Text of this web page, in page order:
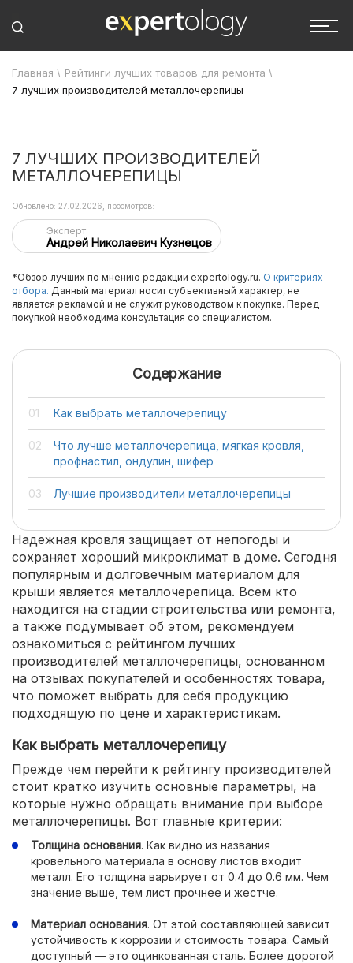
Главная \ Рейтинги лучших товаров для ремонта \
7 лучших производителей металлочерепицы
7 ЛУЧШИХ ПРОИЗВОДИТЕЛЕЙ
МЕТАЛЛОЧЕРЕПИЦЫ
Эксперт
Андрей Николаевич Кузнецов
Обновлено: 27.02.2026, просмотров:
*Обзор лучших по мнению редакции expertology.ru. О критериях
отбора. Данный материал носит субъективный характер, не
является рекламой и не служит руководством к покупке. Перед
покупкой необходима консультация со специалистом.
Содержание
Как выбрать металлочерепицу
Что лучше металлочерепица, мягкая кровля,
профнастил, ондулин, шифер
Лучшие производители металлочерепицы
Надежная кровля защищает от непогоды и
сохраняет хороший микроклимат в доме. Сегодня
популярным и долговечным материалом для
крыши является металлочерепица. Всем кто
находится на стадии строительства или ремонта,
а также подумывает об этом, рекомендуем
ознакомиться с рейтингом лучших
производителей металлочерепицы, основанном
на отзывах покупателей и особенностях товара,
что поможет выбрать для себя продукцию
подходящую по цене и характеристикам.
Как выбрать металлочерепицу
Прежде чем перейти к рейтингу производителей
стоит кратко изучить основные параметры, на
которые нужно обращать внимание при выборе
металлочерепицы. Вот главные критерии:
Толщина основания. Как видно из названия
кровельного материала в основу листов входит
металл. Его толщина варьирует от 0.4 до 0.6 мм. Чем
значение выше, тем лист прочнее и жестче.
Материал основания. От этой составляющей зависит
устойчивость к коррозии и стоимость товара. Самый
доступный — это оцинкованная сталь. Более дорогой